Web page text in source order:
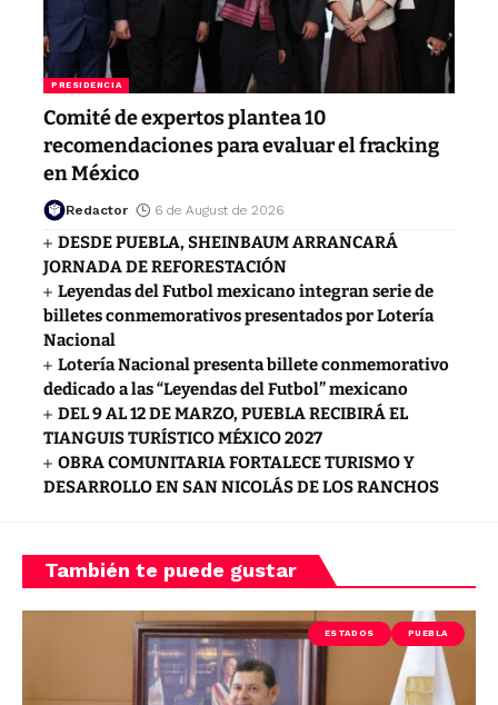
PRESIDENCIA
Comité de expertos plantea 10
recomendaciones para evaluar el fracking
en México
Redactor 6 de August de 2026
DESDE PUEBLA, SHEINBAUM ARRANCARÁ
JORNADA DE REFORESTACIÓN
Leyendas del Futbol mexicano integran serie de
billetes conmemorativos presentados por Lotería
Nacional
Lotería Nacional presenta billete conmemorativo
dedicado a las “Leyendas del Futbol” mexicano
DEL 9 AL 12 DE MARZO, PUEBLA RECIBIRÁ EL
TIANGUIS TURÍSTICO MÉXICO 2027
OBRA COMUNITARIA FORTALECE TURISMO Y
DESARROLLO EN SAN NICOLÁS DE LOS RANCHOS
También te puede gustar
ESTADOS PUEBLA